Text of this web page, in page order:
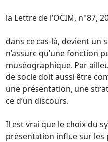
la Lettre de l’OCIM, n°87,
dans ce cas-là, devient un
n’assure qu’une fonction
muséographique. Par
de socle doit aussi être
une présentation, une
ce d’un discours.
Il est vrai que le choix du
présentation influe sur les